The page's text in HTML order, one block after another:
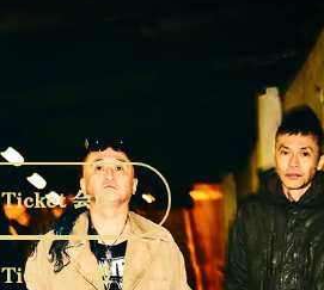
Ticket 会員
Ticket 一般